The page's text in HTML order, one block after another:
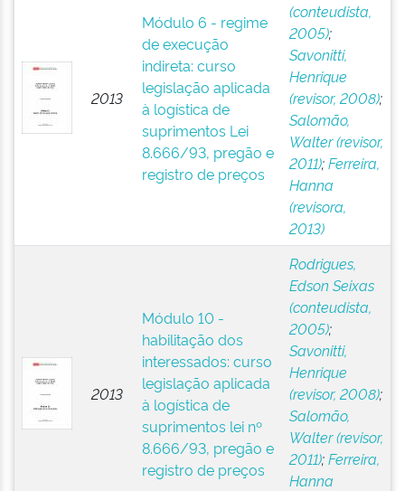
2013
Módulo 6 - regime
de execução
indireta: curso
legislação aplicada
à logística de
suprimentos Lei
8.666/93, pregão e
registro de preços
(conteudista,
2005);
Savonitti,
Henrique
(revisor, 2008);
Salomão,
Walter (revisor,
2011);Ferreira,
Hanna
(revisora,
2013)
2013
Módulo 10 -
habilitação dos
interessados: curso
legislação aplicada
à logística de
suprimentos lei nº
8.666/93, pregão e
registro de preços
Rodrigues,
Edson Seixas
(conteudista,
2005);
Savonitti,
Henrique
(revisor, 2008);
Salomão,
Walter (revisor,
2011);Ferreira,
Hanna